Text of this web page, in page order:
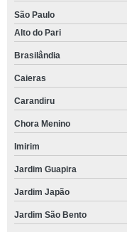
São Paulo
Alto do Pari
Brasilândia
Caieras
Carandiru
Chora Menino
Imirim
Jardim Guapira
Jardim Japão
Jardim São Bento